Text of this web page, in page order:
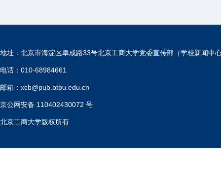
地址：北京市海淀区阜成路33号北京工商大学党委宣传部（学校新闻中
电话：010-68984661
邮箱：xcb@pub.btbu.edu.cn
京公网安备 110402430072 号
北京工商大学版权所有